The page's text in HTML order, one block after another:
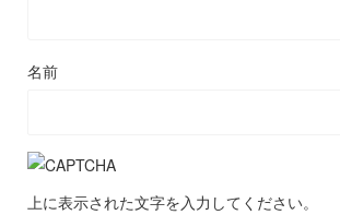
名前
上に表示された文字を入力してください。